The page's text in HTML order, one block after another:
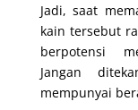
Jadi, saat
kain tersebut
berpotensi
Jangan
mempunyai